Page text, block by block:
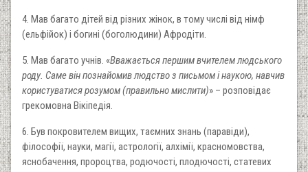
4. Мав багато дітей від різних жінок, в тому числі від німф
(ельфійок) і богині (боголюдини) Афродіти.
5. Мав багато учнів. «Вважається першим вчителем людського
роду. Саме він познайомив людство з письмом і наукою, навчив
користуватися розумом (правильно мислити)» – розповідає
грекомовна Вікіпедія.
6. Був покровителем вищих, таємних знань (паравіди),
філософії, науки, магії, астрології, алхімії, красномовства,
яснобачення, пророцтва, родючості, плодючості, статевих